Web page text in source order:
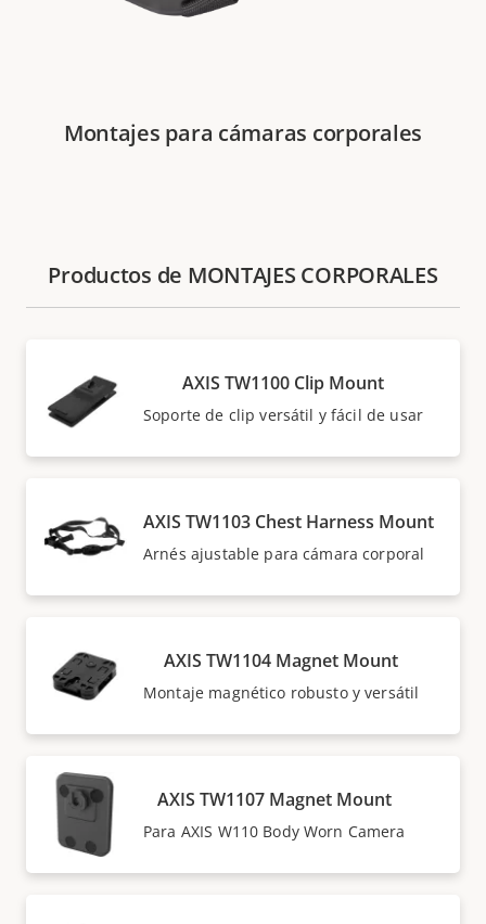
Montajes para cámaras corporales
Productos de MONTAJES CORPORALES
AXIS TW1100 Clip Mount
Soporte de clip versátil y fácil de usar
AXIS TW1103 Chest Harness Mount
Arnés ajustable para cámara corporal
AXIS TW1104 Magnet Mount
Montaje magnético robusto y versátil
AXIS TW1107 Magnet Mount
Para AXIS W110 Body Worn Camera